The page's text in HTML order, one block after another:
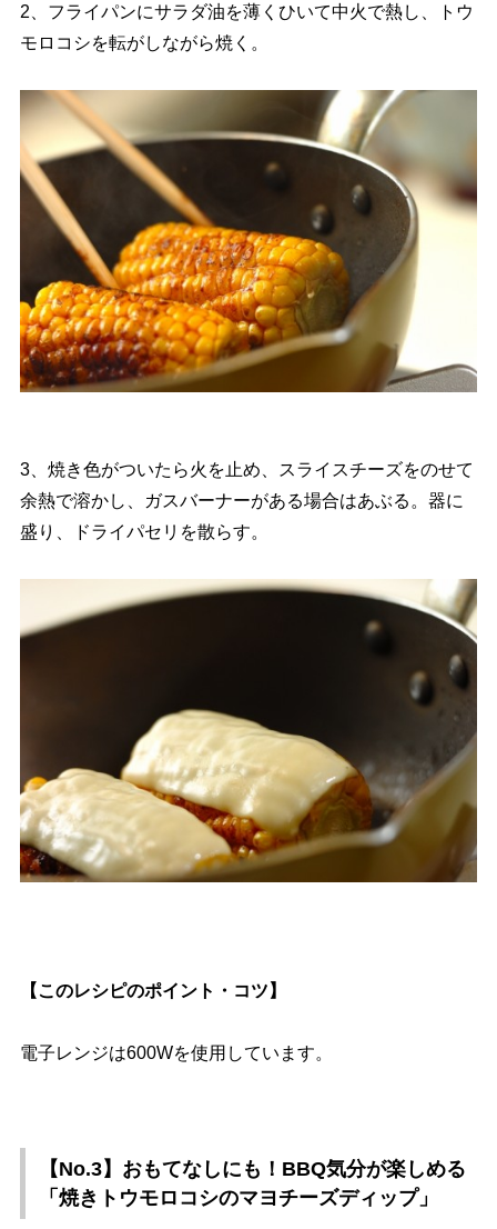
2、フライパンにサラダ油を薄くひいて中火で熱し、トウ
モロコシを転がしながら焼く。
3、焼き色がついたら火を止め、スライスチーズをのせて
余熱で溶かし、ガスバーナーがある場合はあぶる。器に
盛り、ドライパセリを散らす。
【このレシピのポイント・コツ】
電子レンジは600Wを使用しています。
【No.3】おもてなしにも！BBQ気分が楽しめる
「焼きトウモロコシのマヨチーズディップ」